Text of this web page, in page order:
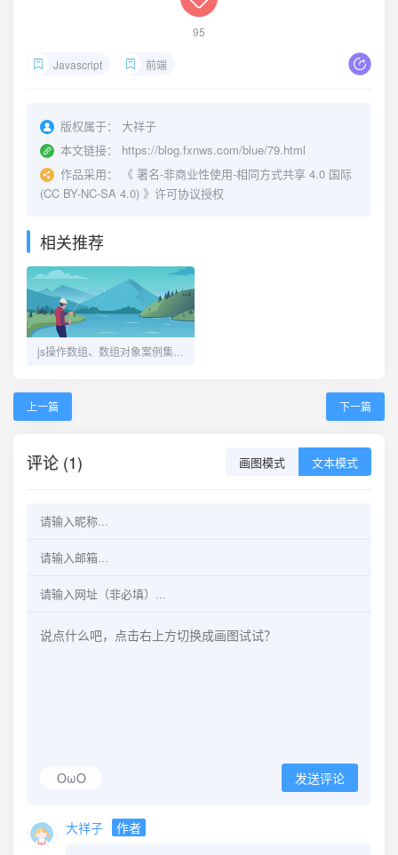
95
Javascript 前端
版权属于：
大祥子
本文链接：
https://blog.fxnws.com/blue/79.html
作品采用：
《 署名-非商业性使用-相同方式共享 4.0 国际
(CC BY-NC-SA 4.0) 》许可协议授权
相关推荐
上一篇 下一篇
评论 (1) 画图模式 文本模式
OωO 发送评论
大祥子 作者